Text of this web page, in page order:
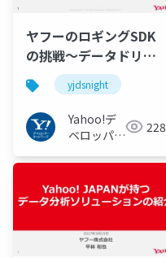
ヤフーのロギングSDK
の挑戦〜データドリブ
ン企業を目指して〜
#yjdsnight
yjdsnight
Yahoo!デ
ベロッパー
ク
228